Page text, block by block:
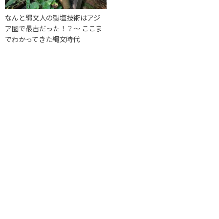
なんと縄文人の製塩技術はアジ
ア圏で最古だった！？〜 ここま
でわかってきた縄文時代